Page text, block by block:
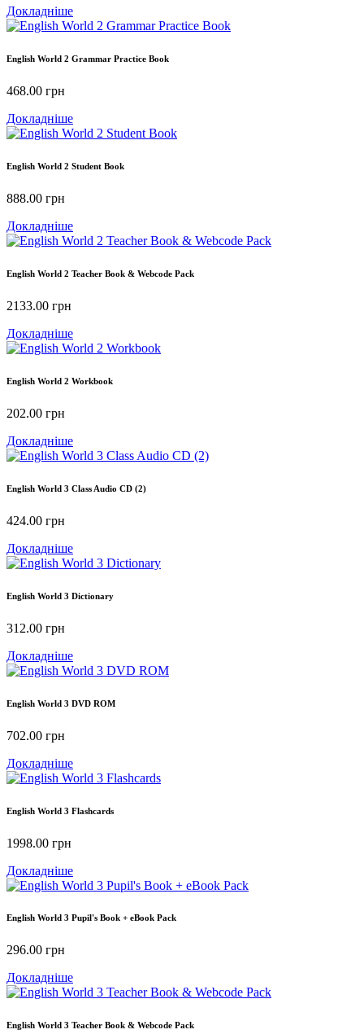
Докладніше
English World 2 Grammar Practice Book
468.00 грн
Докладніше
English World 2 Student Book
888.00 грн
Докладніше
English World 2 Teacher Book & Webcode Pack
2133.00 грн
Докладніше
English World 2 Workbook
202.00 грн
Докладніше
English World 3 Class Audio CD (2)
424.00 грн
Докладніше
English World 3 Dictionary
312.00 грн
Докладніше
English World 3 DVD ROM
702.00 грн
Докладніше
English World 3 Flashcards
1998.00 грн
Докладніше
English World 3 Pupil's Book + eBook Pack
296.00 грн
Докладніше
English World 3 Teacher Book & Webcode Pack